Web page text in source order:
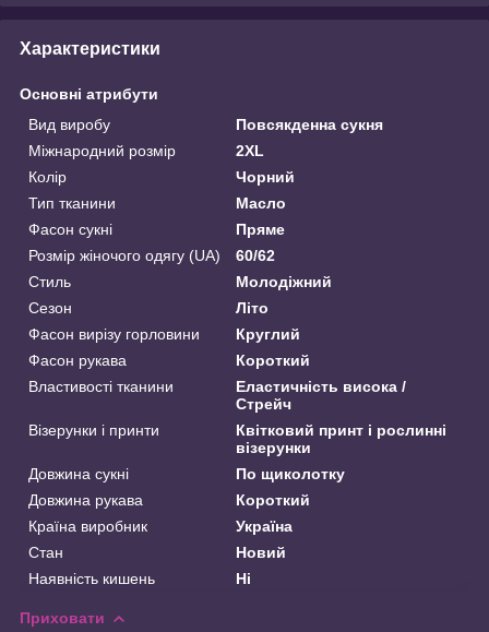
Характеристики
Основні атрибути
Вид виробу
Повсякденна сукня
Міжнародний розмір
2XL
Колір
Чорний
Тип тканини
Масло
Фасон сукні
Пряме
Розмір жіночого одягу (UA)
60/62
Стиль
Молодіжний
Сезон
Літо
Фасон вирізу горловини
Круглий
Фасон рукава
Короткий
Властивості тканини
Еластичність висока /
Стрейч
Візерунки і принти
Квітковий принт і рослинні
візерунки
Довжина сукні
По щиколотку
Довжина рукава
Короткий
Країна виробник
Україна
Стан
Новий
Наявність кишень
Ні
Приховати